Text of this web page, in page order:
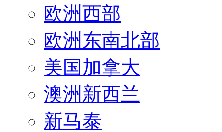
欧洲西部
欧洲东南北部
美国加拿大
澳洲新西兰
新马泰